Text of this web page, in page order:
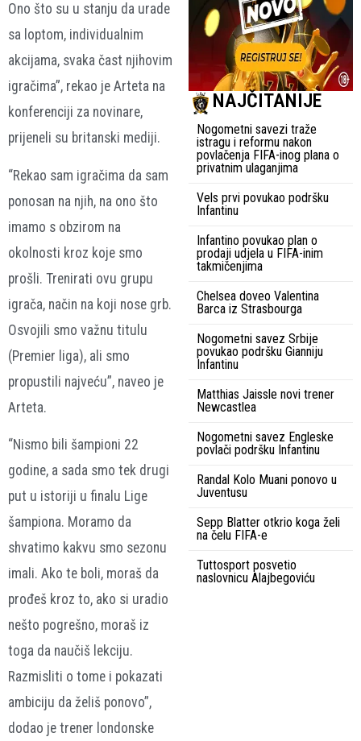
Ono što su u stanju da urade
sa loptom, individualnim
akcijama, svaka čast njihovim
igračima”, rekao je Arteta na
konferenciji za novinare,
prijeneli su britanski mediji.
“Rekao sam igračima da sam
ponosan na njih, na ono što
imamo s obzirom na
okolnosti kroz koje smo
prošli. Trenirati ovu grupu
igrača, način na koji nose grb.
Osvojili smo važnu titulu
(Premier liga), ali smo
propustili najveću”, naveo je
Arteta.
“Nismo bili šampioni 22
godine, a sada smo tek drugi
put u istoriji u finalu Lige
šampiona. Moramo da
shvatimo kakvu smo sezonu
imali. Ako te boli, moraš da
prođeš kroz to, ako si uradio
nešto pogrešno, moraš iz
toga da naučiš lekciju.
Razmisliti o tome i pokazati
ambiciju da želiš ponovo”,
dodao je trener londonske
NAJČITANIJE
Nogometni savezi traže
istragu i reformu nakon
povlačenja FIFA-inog plana o
privatnim ulaganjima
Vels prvi povukao podršku
Infantinu
Infantino povukao plan o
prodaji udjela u FIFA-inim
takmičenjima
Chelsea doveo Valentina
Barca iz Strasbourga
Nogometni savez Srbije
povukao podršku Gianniju
Infantinu
Matthias Jaissle novi trener
Newcastlea
Nogometni savez Engleske
povlači podršku Infantinu
Randal Kolo Muani ponovo u
Juventusu
Sepp Blatter otkrio koga želi
na čelu FIFA-e
Tuttosport posvetio
naslovnicu Alajbegoviću